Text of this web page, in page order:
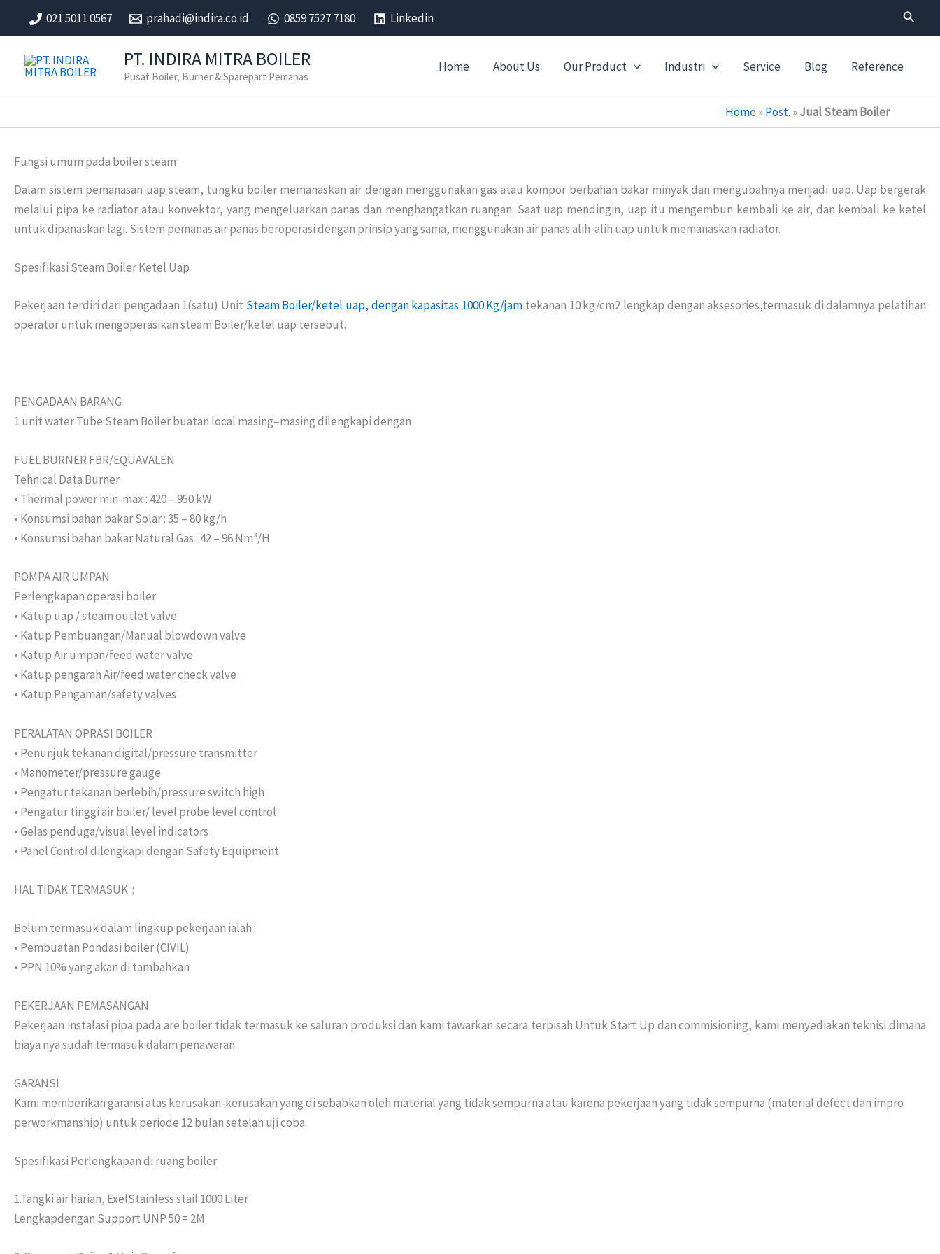
021 5011 0567 prahadi@indira.co.id 0859 7527 7180 Linkedin Search
PT. INDIRA MITRA BOILER
Pusat Boiler, Burner & Sparepart Pemanas
Home About Us Our Product Industri Service Blog Reference
Home»Post. »Jual Steam Boiler
Fungsi umum pada boiler steam
Dalam sistem pemanasan uap steam, tungku boiler memanaskan air dengan menggunakan gas atau kompor berbahan bakar minyak dan mengubahnya menjadi uap. Uap bergerak
melalui pipa ke radiator atau konvektor, yang mengeluarkan panas dan menghangatkan ruangan. Saat uap mendingin, uap itu mengembun kembali ke air, dan kembali ke ketel
untuk dipanaskan lagi. Sistem pemanas air panas beroperasi dengan prinsip yang sama, menggunakan air panas alih-alih uap untuk memanaskan radiator.
Spesifikasi Steam Boiler Ketel Uap
Pekerjaan terdiri dari pengadaan 1(satu) Unit Steam Boiler/ketel uap, dengan kapasitas 1000 Kg/jam tekanan 10 kg/cm2 lengkap dengan aksesories,termasuk di dalamnya pelatihan
operator untuk mengoperasikan steam Boiler/ketel uap tersebut.
PENGADAAN BARANG
1 unit water Tube Steam Boiler buatan local masing–masing dilengkapi dengan
FUEL BURNER FBR/EQUAVALEN
Tehnical Data Burner
• Thermal power min-max : 420 – 950 kW
• Konsumsi bahan bakar Solar : 35 – 80 kg/h
• Konsumsi bahan bakar Natural Gas : 42 – 96 Nm³/H
POMPA AIR UMPAN
Perlengkapan operasi boiler
• Katup uap / steam outlet valve
• Katup Pembuangan/Manual blowdown valve
• Katup Air umpan/feed water valve
• Katup pengarah Air/feed water check valve
• Katup Pengaman/safety valves
PERALATAN OPRASI BOILER
• Penunjuk tekanan digital/pressure transmitter
• Manometer/pressure gauge
• Pengatur tekanan berlebih/pressure switch high
• Pengatur tinggi air boiler/ level probe level control
• Gelas penduga/visual level indicators
• Panel Control dilengkapi dengan Safety Equipment
HAL TIDAK TERMASUK :
Belum termasuk dalam lingkup pekerjaan ialah :
• Pembuatan Pondasi boiler (CIVIL)
• PPN 10% yang akan di tambahkan
PEKERJAAN PEMASANGAN
Pekerjaan instalasi pipa pada are boiler tidak termasuk ke saluran produksi dan kami tawarkan secara terpisah.Untuk Start Up dan commisioning, kami menyediakan teknisi dimana
biaya nya sudah termasuk dalam penawaran.
GARANSI
Kami memberikan garansi atas kerusakan-kerusakan yang di sebabkan oleh material yang tidak sempurna atau karena pekerjaan yang tidak sempurna (material defect dan impro
perworkmanship) untuk periode 12 bulan setelah uji coba.
Spesifikasi Perlengkapan di ruang boiler
1.Tangki air harian, ExelStainless stail 1000 Liter
Lengkapdengan Support UNP 50 = 2M